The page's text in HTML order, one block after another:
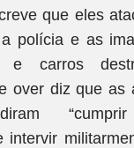
que eles
polícia e as
e carros
over diz que as
intervir